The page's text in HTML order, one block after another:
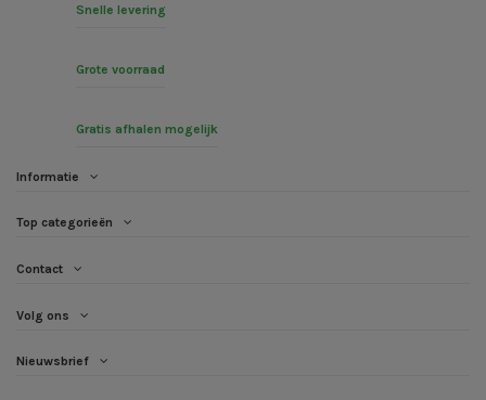
Snelle levering
Grote voorraad
Gratis afhalen mogelijk
Informatie
Top categorieën
Contact
Volg ons
Nieuwsbrief